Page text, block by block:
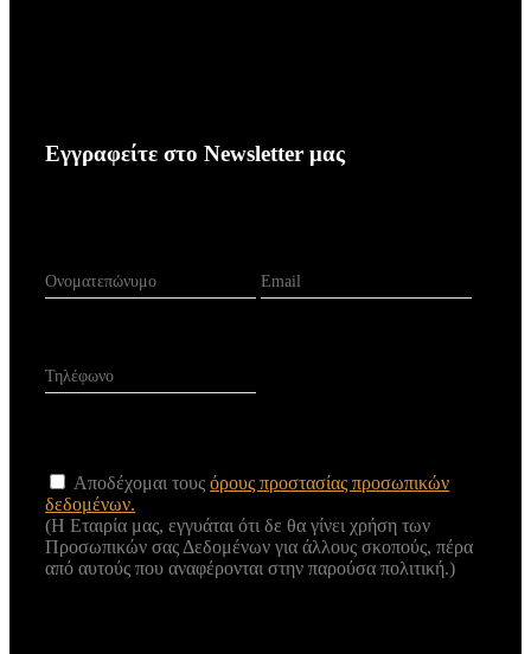
Εγγραφείτε στο Newsletter μας
Αποδέχομαι τουςόρους προστασίας προσωπικών
δεδομένων.
(Η Εταιρία μας, εγγυάται ότι δε θα γίνει χρήση των
Προσωπικών σας Δεδομένων για άλλους σκοπούς, πέρα
από αυτούς που αναφέρονται στην παρούσα πολιτική.)